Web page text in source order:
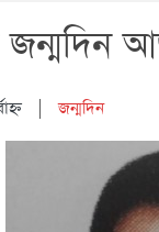
জন্মদিন
|জন্মদিন